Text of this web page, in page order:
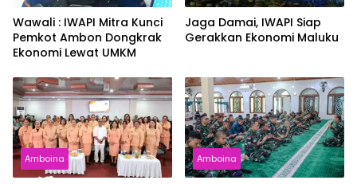
Wawali : IWAPI Mitra Kunci
Pemkot Ambon Dongkrak
Ekonomi Lewat UMKM
Jaga Damai, IWAPI Siap
Gerakkan Ekonomi Maluku
Amboina Amboina